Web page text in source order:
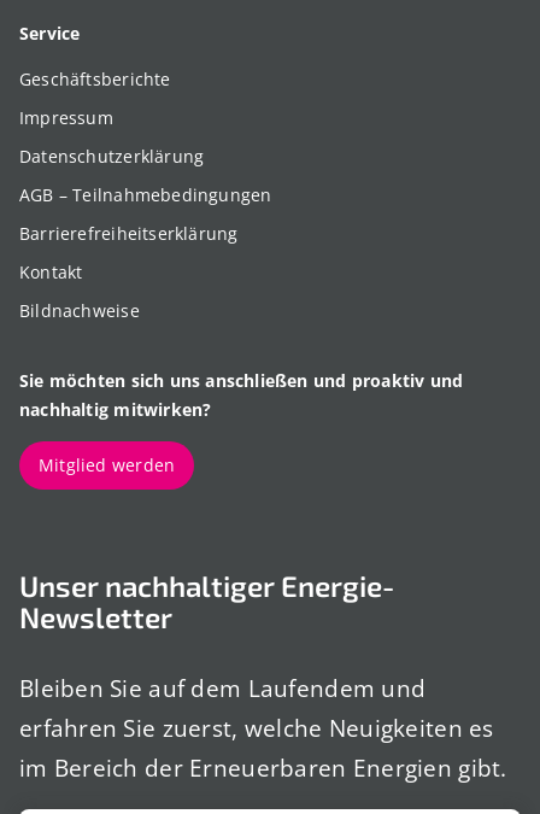
Service
Geschäftsberichte
Impressum
Datenschutzerklärung
AGB – Teilnahmebedingungen
Barrierefreiheitserklärung
Kontakt
Bildnachweise
Sie möchten sich uns anschließen und proaktiv und
nachhaltig mitwirken?
Mitglied werden
Unser nachhaltiger Energie-
Newsletter
Bleiben Sie auf dem Laufendem und
erfahren Sie zuerst, welche Neuigkeiten es
im Bereich der Erneuerbaren Energien gibt.